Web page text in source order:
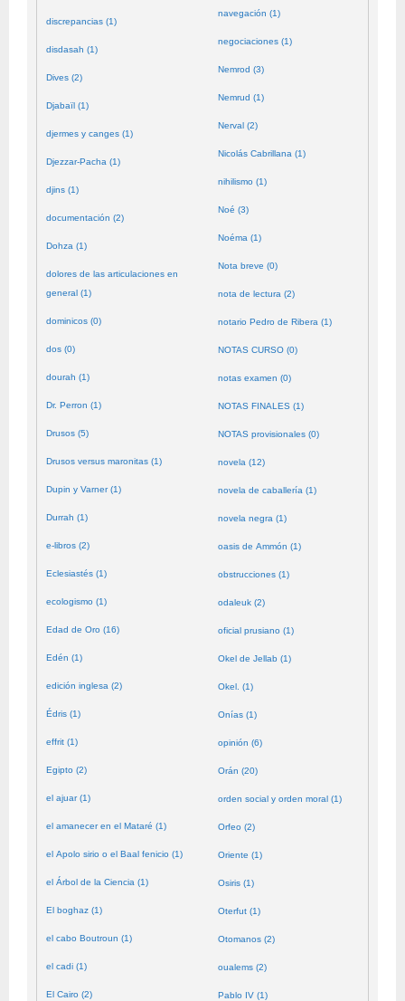
discrepancias (1)
disdasah (1)
Dives (2)
Djabaïl (1)
djermes y canges (1)
Djezzar-Pacha (1)
djins (1)
documentación (2)
Dohza (1)
dolores de las articulaciones en
general (1)
dominicos (0)
dos (0)
dourah (1)
Dr. Perron (1)
Drusos (5)
Drusos versus maronitas (1)
Dupin y Varner (1)
Durrah (1)
e-libros (2)
Eclesiastés (1)
ecologismo (1)
Edad de Oro (16)
Edén (1)
edición inglesa (2)
Édris (1)
effrit (1)
Egipto (2)
el ajuar (1)
el amanecer en el Mataré (1)
el Apolo sirio o el Baal fenicio (1)
el Árbol de la Ciencia (1)
El boghaz (1)
el cabo Boutroun (1)
el cadi (1)
El Cairo (2)
navegación (1)
negociaciones (1)
Nemrod (3)
Nemrud (1)
Nerval (2)
Nicolás Cabrillana (1)
nihilismo (1)
Noé (3)
Noéma (1)
Nota breve (0)
nota de lectura (2)
notario Pedro de Ribera (1)
NOTAS CURSO (0)
notas examen (0)
NOTAS FINALES (1)
NOTAS provisionales (0)
novela (12)
novela de caballería (1)
novela negra (1)
oasis de Ammón (1)
obstrucciones (1)
odaleuk (2)
oficial prusiano (1)
Okel de Jellab (1)
Okel. (1)
Onías (1)
opinión (6)
Orán (20)
orden social y orden moral (1)
Orfeo (2)
Oriente (1)
Osiris (1)
Oterfut (1)
Otomanos (2)
oualems (2)
Pablo IV (1)